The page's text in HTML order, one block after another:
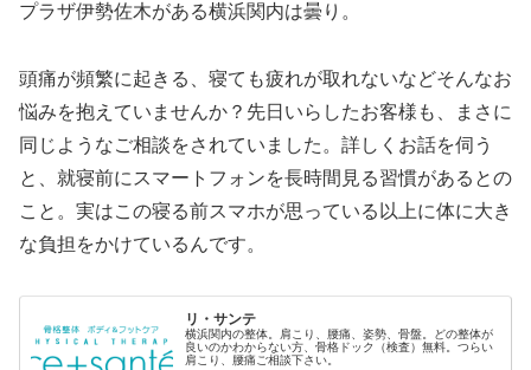
プラザ伊勢佐木がある横浜関内は曇り。
頭痛が頻繁に起きる、寝ても疲れが取れないなどそんなお
悩みを抱えていませんか？先日いらしたお客様も、まさに
同じようなご相談をされていました。詳しくお話を伺う
と、就寝前にスマートフォンを長時間見る習慣があるとの
こと。実はこの寝る前スマホが思っている以上に体に大き
な負担をかけているんです。
リ・サンテ
横浜関内の整体。肩こり、腰痛、姿勢、骨盤。どの整体が
良いのかわからない方、骨格ドック（検査）無料。つらい
肩こり、腰痛ご相談下さい。